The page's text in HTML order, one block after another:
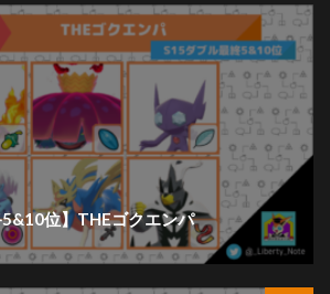
5&10位】THEゴクエンパ